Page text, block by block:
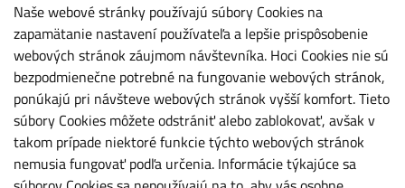
Naše webové stránky používajú súbory Cookies na
zapamätanie nastavení používateľa a lepšie prispôsobenie
webových stránok záujmom návštevníka. Hoci Cookies nie sú
bezpodmienečne potrebné na fungovanie webových stránok,
ponúkajú pri návšteve webových stránok vyšší komfort. Tieto
súbory Cookies môžete odstrániť alebo zablokovať, avšak v
takom prípade niektoré funkcie týchto webových stránok
nemusia fungovať podľa určenia. Informácie týkajúce sa